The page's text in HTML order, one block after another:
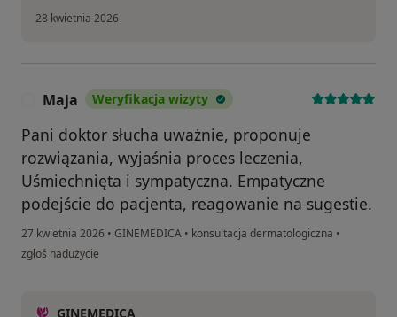
28 kwietnia 2026
Maja Weryfikacja wizyty
Pani doktor słucha uważnie, proponuje
rozwiązania, wyjaśnia proces leczenia,
Uśmiechnięta i sympatyczna. Empatyczne
podejście do pacjenta, reagowanie na sugestie.
27 kwietnia 2026 • GINEMEDICA • konsultacja dermatologiczna •
w opinii użytkownika Maja
zgłoś nadużycie
GINEMEDICA